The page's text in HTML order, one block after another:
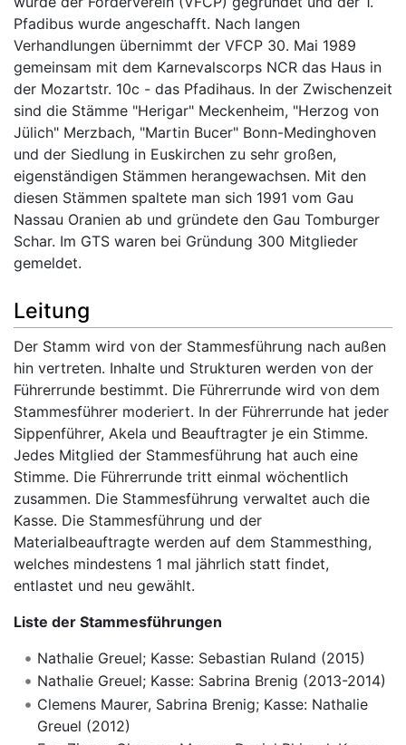
Pfadibus wurde angeschafft. Nach langen
Verhandlungen übernimmt der VFCP 30. Mai 1989
gemeinsam mit dem Karnevalscorps NCR das Haus in
der Mozartstr. 10c - das Pfadihaus. In der Zwischenzeit
sind die Stämme "Herigar" Meckenheim, "Herzog von
Jülich" Merzbach, "Martin Bucer" Bonn-Medinghoven
und der Siedlung in Euskirchen zu sehr großen,
eigenständigen Stämmen herangewachsen. Mit den
diesen Stämmen spaltete man sich 1991 vom Gau
Nassau Oranien ab und gründete den Gau Tomburger
Schar. Im GTS waren bei Gründung 300 Mitglieder
gemeldet.
Leitung
Der Stamm wird von der Stammesführung nach außen
hin vertreten. Inhalte und Strukturen werden von der
Führerrunde bestimmt. Die Führerrunde wird von dem
Stammesführer moderiert. In der Führerrunde hat jeder
Sippenführer, Akela und Beauftragter je ein Stimme.
Jedes Mitglied der Stammesführung hat auch eine
Stimme. Die Führerrunde tritt einmal wöchentlich
zusammen. Die Stammesführung verwaltet auch die
Kasse. Die Stammesführung und der
Materialbeauftragte werden auf dem Stammesthing,
welches mindestens 1 mal jährlich statt findet,
entlastet und neu gewählt.
Liste der Stammesführungen
Nathalie Greuel; Kasse: Sebastian Ruland (2015)
Nathalie Greuel; Kasse: Sabrina Brenig (2013-2014)
Clemens Maurer, Sabrina Brenig; Kasse: Nathalie
Greuel (2012)